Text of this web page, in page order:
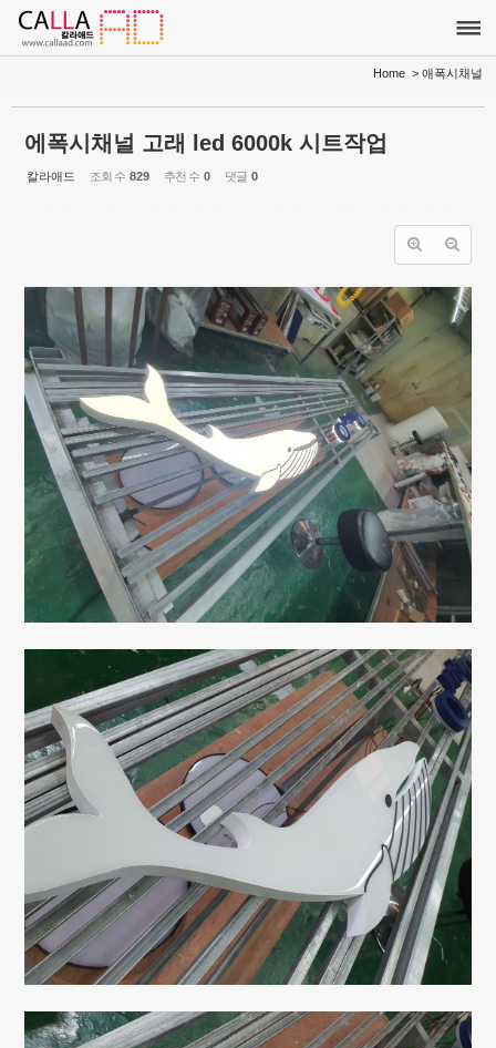
Home > 애폭시채널
에폭시채널 고래 led 6000k 시트작업
칼라애드 조회 수 829 추천 수 0 댓글 0